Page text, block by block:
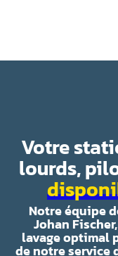
Votre
lourds,
Notre équipe
Johan
lavage optimal
de notre service